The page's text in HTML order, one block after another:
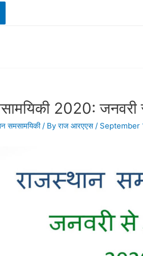
2020:
समसामयिकी/ Byराज आरएएस / September